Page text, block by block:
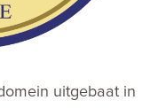
uitgebaat in